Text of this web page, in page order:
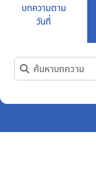
บทความตาม
วันที่